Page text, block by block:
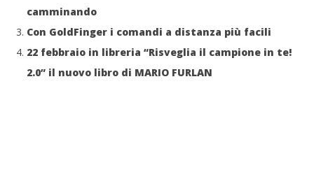
camminando
Con GoldFinger i comandi a distanza più facili
22 febbraio in libreria “Risveglia il campione in te!
2.0” il nuovo libro di MARIO FURLAN